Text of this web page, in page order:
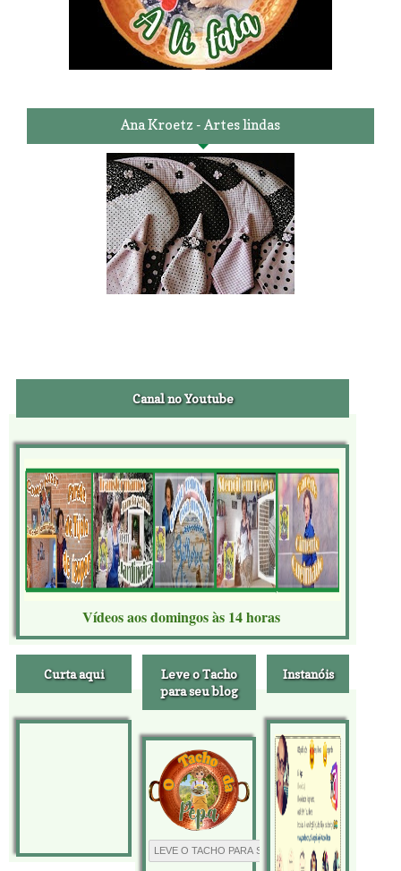
Ana Kroetz - Artes lindas
Canal no Youtube
Vídeos aos domingos às 14 horas
Curta aqui
Leve o Tacho
para seu blog
Instanóis